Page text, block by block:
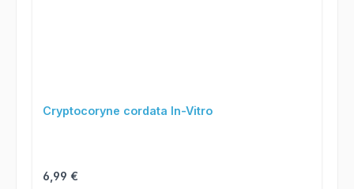
Cryptocoryne cordata In-Vitro
Regulärer Preis:
6,99 €